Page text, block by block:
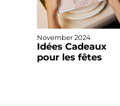
November 2024
Idées Cadeaux
pour les fêtes